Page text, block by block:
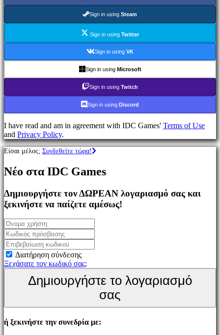
Παιχνίδια
Παιχνίδια
Παιχνίδια
Παιχνίδια
Racing
Casual
Indie
Simulation
games
Puzzle
games
games
Κοινότητα
Παιχνίδι
Εκδηλώσεις
εντός
παιχνιδιού
Νέα
Μέσα
Μαζικής
IDC
Sign in using Steam
Sign in using Twitter
Sign in using VK
Sign in using Microsoft
Sign in using Twitch
Sign in using Discord
I have read and am in agreement with IDC Games' Terms of Use
and Privacy Policy.
Είσαι μέλος; Συνδεθείτε τώρα!
Νέο στα IDC Games
Δημιουργήστε τον ΔΩΡΕΑΝ λογαριασμό σας και
ξεκινήστε να παίζετε αμέσως!
Διατήρηση σύνδεσης
Ξεχάσατε τον κωδικό σας;
Δημιουργήστε το λογαριασμό
σας
ή ξεκινήστε την συνεδρία με: